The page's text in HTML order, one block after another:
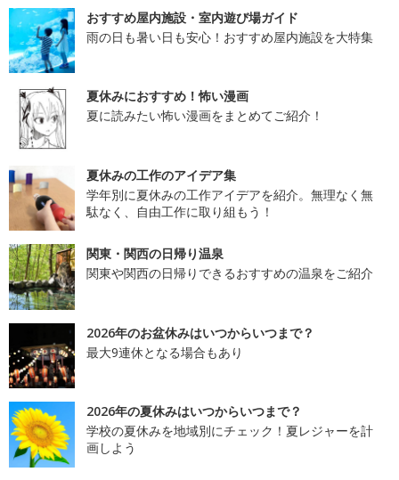
おすすめ屋内施設・室内遊び場ガイド
雨の日も暑い日も安心！おすすめ屋内施設を大特集
夏休みにおすすめ！怖い漫画
夏に読みたい怖い漫画をまとめてご紹介！
夏休みの工作のアイデア集
学年別に夏休みの工作アイデアを紹介。無理なく無
駄なく、自由工作に取り組もう！
関東・関西の日帰り温泉
関東や関西の日帰りできるおすすめの温泉をご紹介
2026年のお盆休みはいつからいつまで？
最大9連休となる場合もあり
2026年の夏休みはいつからいつまで？
学校の夏休みを地域別にチェック！夏レジャーを計
画しよう